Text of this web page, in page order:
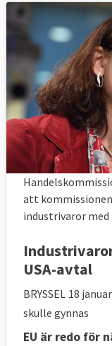
att
industrivaror med
USA-avtal
BRYSSEL 18
skulle gynnas
EU är redo för